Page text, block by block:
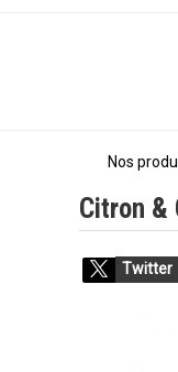
Nos
Citron &
Twitter